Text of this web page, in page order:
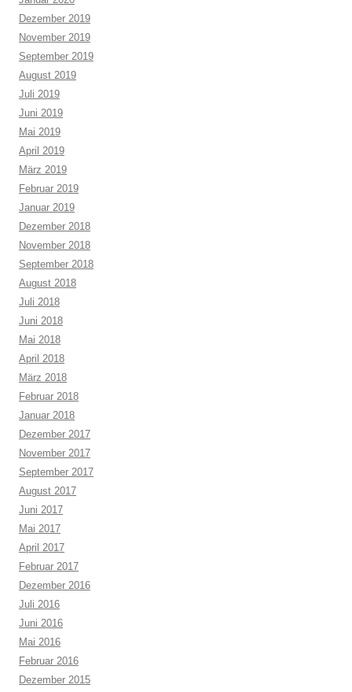
Dezember 2019
November 2019
September 2019
August 2019
Juli 2019
Juni 2019
Mai 2019
April 2019
März 2019
Februar 2019
Januar 2019
Dezember 2018
November 2018
September 2018
August 2018
Juli 2018
Juni 2018
Mai 2018
April 2018
März 2018
Februar 2018
Januar 2018
Dezember 2017
November 2017
September 2017
August 2017
Juni 2017
Mai 2017
April 2017
Februar 2017
Dezember 2016
Juli 2016
Juni 2016
Mai 2016
Februar 2016
Dezember 2015